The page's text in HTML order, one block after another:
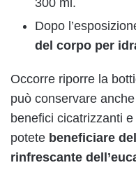
Dopo
del corpo per
Occorre riporre la
può conservare
benefici cicatrizzanti
potete beneficiare
rinfrescante